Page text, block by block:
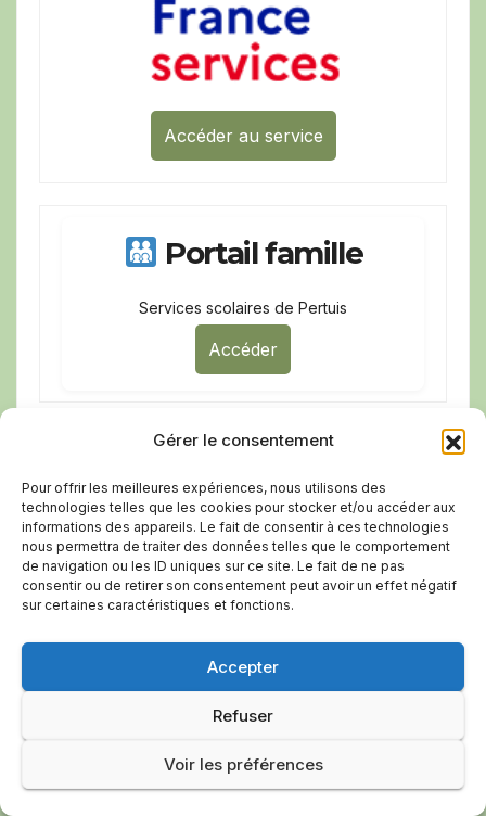
Gérer le consentement
Pour offrir les meilleures expériences, nous utilisons des
technologies telles que les cookies pour stocker et/ou accéder aux
informations des appareils. Le fait de consentir à ces technologies
nous permettra de traiter des données telles que le comportement
de navigation ou les ID uniques sur ce site. Le fait de ne pas
consentir ou de retirer son consentement peut avoir un effet négatif
sur certaines caractéristiques et fonctions.
Accepter
Refuser
Voir les préférences
Accéder au service
Portail famille
Services scolaires de Pertuis
Accéder